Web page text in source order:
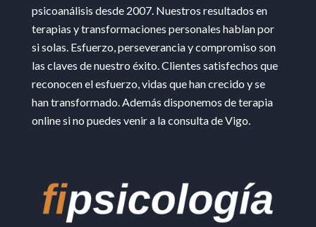
psicoanálisis desde 2007. Nuestros resultados en
terapias y transformaciones personales hablan por
si solas. Esfuerzo, perseverancia y compromiso son
las claves de nuestro éxito. Clientes satisfechos que
reconocen el esfuerzo, vidas que han crecido y se
han transformado. Además disponemos de terapia
online si no puedes venir a la consulta de Vigo.